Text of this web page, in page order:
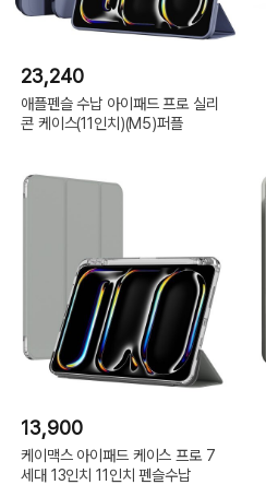
23,240
애플펜슬 수납 아이패드 프로 실리
콘 케이스(11인치)(M5)퍼플
13,900
케이맥스 아이패드 케이스 프로 7
세대 13인치 11인치 펜슬수납